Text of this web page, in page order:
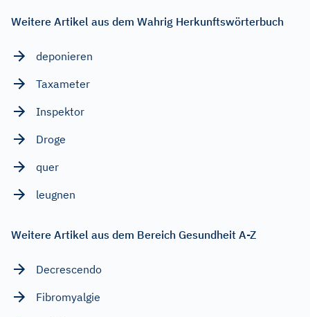
Weitere Artikel aus dem Wahrig Herkunftswörterbuch
deponieren
Taxameter
Inspektor
Droge
quer
leugnen
Weitere Artikel aus dem Bereich Gesundheit A-Z
Decrescendo
Fibromyalgie